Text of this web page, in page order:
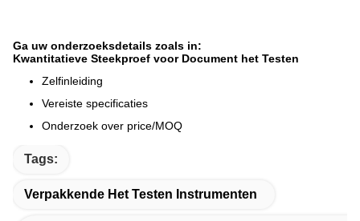
Ga uw onderzoeksdetails zoals in:
Kwantitatieve Steekproef voor Document het Testen
Zelfinleiding
Vereiste specificaties
Onderzoek over price/MOQ
Tags:
Verpakkende Het Testen Instrumenten